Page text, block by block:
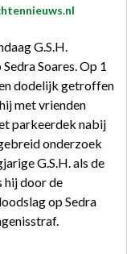
G.S.H.
Soares. Op 1
dodelijk getroffen
met vrienden
parkeerdek nabij
onderzoek
G.S.H. als de
hij door de
op Sedra